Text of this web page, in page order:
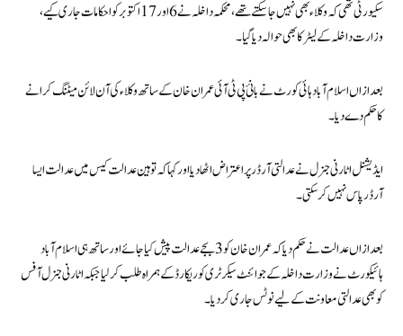
سکیورٹی تھی کہ وکلاء بھی نہیں جا سکتے تھے، محکمہ داخلہ نے 6 اور 17 اکتوبر کو احکامات جاری کیے،
وزارت داخلہ کے لیٹر کا بھی حوالہ دیا گیا۔
بعدازاں اسلام آباد ہائی کورٹ نے بانئ پی ٹی آئی عمران خان کے ساتھ وکلاء کی آن لائن میٹنگ کرانے
کا حکم دے دیا۔
ایڈیشنل اٹارنی جنرل نے عدالتی آرڈر پر اعتراض اٹھا دیا اور کہا کہ توہین عدالت کیس میں عدالت ایسا
آرڈر پاس نہیں کر سکتی۔
بعدازاں عدالت نے حکم دیا کہ عمران خان کو 3 بجے عدالت پیش کیا جائے اور ساتھ ہی اسلام آباد
ہائیکورٹ نے وزارت داخلہ کے جوائنٹ سیکرٹری کو ریکارڈ کے ہمراہ طلب کر لیا جبکہ اٹارنی جنرل آفس
کو بھی عدالتی معاونت کے لیے نوٹس جاری کر دیا۔